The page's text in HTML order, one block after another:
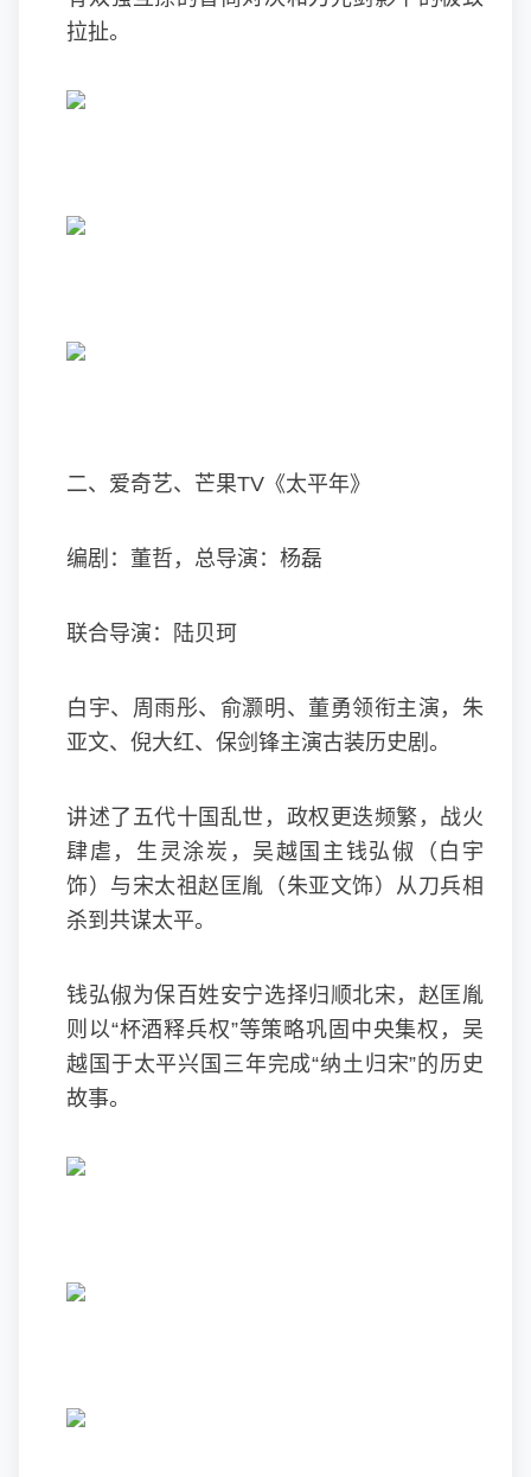
拉扯。
二、爱奇艺、芒果TV《太平年》
编剧：董哲，总导演：杨磊
联合导演：陆贝珂
白宇、周雨彤、俞灏明、董勇领衔主演，朱
亚文、倪大红、保剑锋主演古装历史剧。
讲述了五代十国乱世，政权更迭频繁，战火
肆虐，生灵涂炭，吴越国主钱弘俶（白宇
饰）与宋太祖赵匡胤（朱亚文饰）从刀兵相
杀到共谋太平。
钱弘俶为保百姓安宁选择归顺北宋，赵匡胤
则以“杯酒释兵权”等策略巩固中央集权，吴
越国于太平兴国三年完成“纳土归宋”的历史
故事。